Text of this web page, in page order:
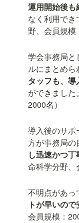
運用開始後も
なく利用で
野、会員規模
学会事務局と
ルにまとめら
タッフも、
ができました
2000名）
導入後のサポ
方が事務局の
し迅速かつ
命科学分野、
不明点があっ
トが早いので
会員規模：